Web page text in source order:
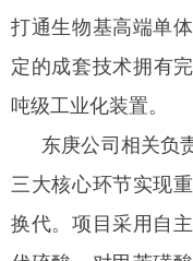
打通生物基高端单
定的成套技术拥有
吨级工业化装置。
东庚公司相关负
三大核心环节实现
换代。项目采用自